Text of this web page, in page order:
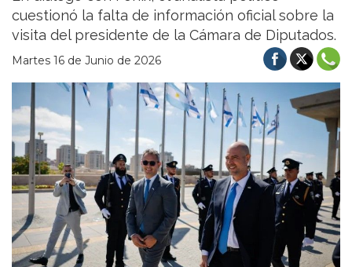
cuestionó la falta de información oficial sobre la
visita del presidente de la Cámara de Diputados.
Martes 16 de Junio de 2026